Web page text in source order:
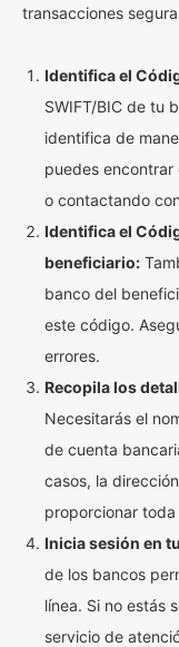
transacciones
Identifica el
SWIFT/BIC de tu
identifica de
puedes
o contactando
Identifica el
beneficiario:
banco del
este código.
errores.
Recopila los
Necesitarás el
de cuenta
casos, la
proporcionar
Inicia sesión en
de los bancos
línea. Si no estás
servicio de